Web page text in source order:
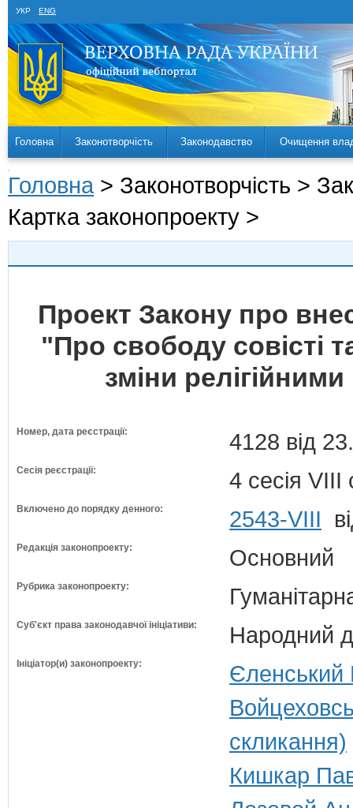
УКР ENG
Головна Законотворчість Законодавство Очищення
Головна > Законотворчість >
Картка законопроекту >
Проект Закону про
"Про свободу совісті
зміни
Номер, дата реєстрації: 4128 від
Сесія реєстрації: 4 сесія VIII
Включено до порядку денного: 2543-VIII
Редакція законопроекту: Основний
Рубрика законопроекту:
Суб'єкт права законодавчої ініціативи: Народний
Ініціатор(и) законопроекту:
Єленський
скликання)
Кишкар